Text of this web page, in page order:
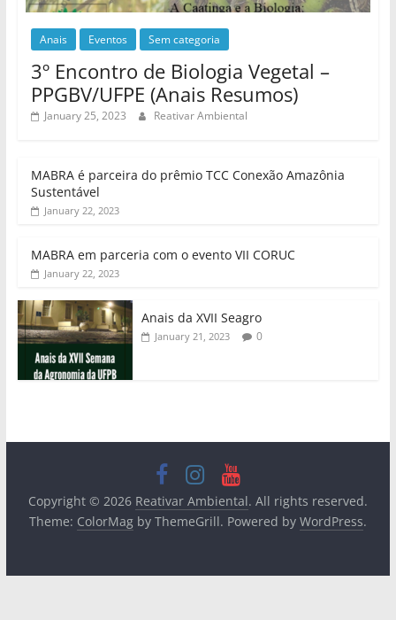
Anais Eventos Sem categoria
3º Encontro de Biologia Vegetal –
PPGBV/UFPE (Anais Resumos)
January 25, 2023 Reativar Ambiental
MABRA é parceira do prêmio TCC Conexão Amazônia
Sustentável
January 22, 2023
MABRA em parceria com o evento VII CORUC
January 22, 2023
Anais da XVII Seagro
January 21, 2023 0
Copyright © 2026 Reativar Ambiental. All rights reserved.
Theme: ColorMagby ThemeGrill. Powered by WordPress.